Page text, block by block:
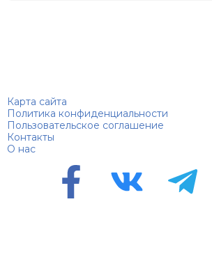
Карта сайта
Политика конфиденциальности
Пользовательское соглашение
Контакты
О нас